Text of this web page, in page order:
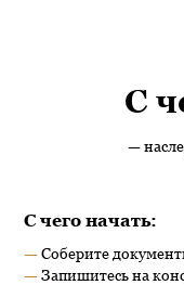
С
—
С чего начать:
—Соберите
—Запишитесь на